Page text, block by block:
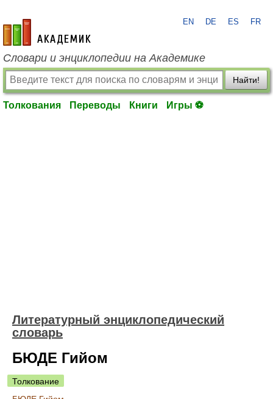
academic.ru
EN DE ES FR
Словари и энциклопедии на Академике
Найти!
Толкования Переводы Книги Игры ⚽
Литературный энциклопедический
словарь
БЮДЕ Гийом
Толкование